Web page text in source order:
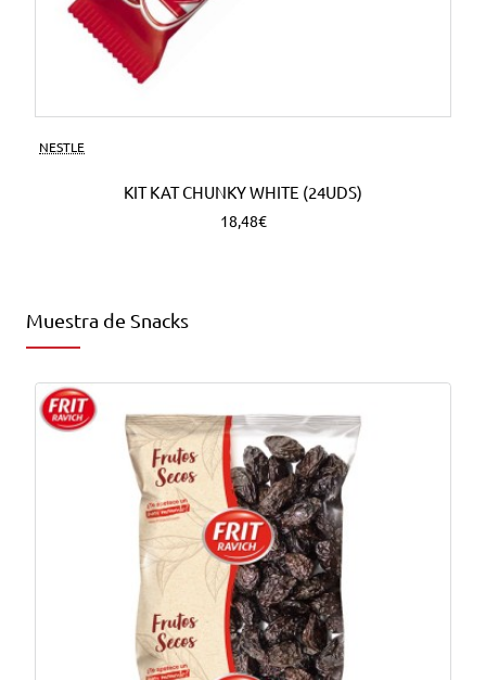
NESTLE
KIT KAT CHUNKY WHITE (24UDS)
18,48€
Muestra de Snacks